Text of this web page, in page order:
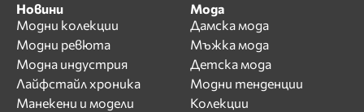
Новини
Модни колекции
Модни ревюта
Модна индустрия
Лайфстайл хроника
Манекени и модели
Мода
Дамска мода
Мъжка мода
Детска мода
Модни тенденции
Колекции